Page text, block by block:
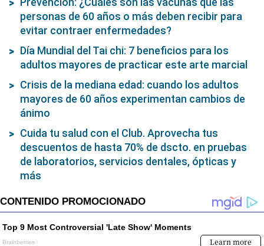
expertos de la Universidad de Harvard
Prevención: ¿Cuáles son las vacunas que las
evitar contraer enfermedades?
adultos mayores de practicar este arte marcial
Crisis de la mediana edad: cuando los adultos
ánimo
Cuida tu salud con el Club. Aprovecha tus
descuentos de hasta 70% de dscto. en pruebas
más